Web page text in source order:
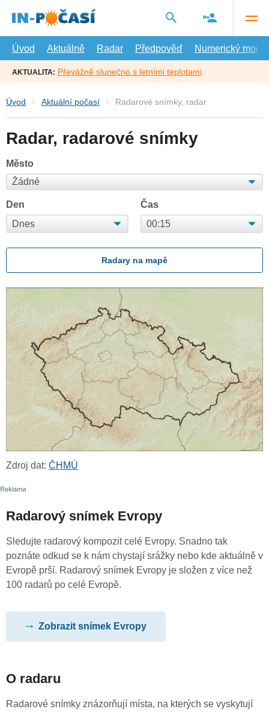
hlavní
Úvod
Aktuálně Radar Předpověď Numerický model
AKTUALITA: Převážně slunečno s letními teplotami
Úvod Aktuální počasí Radarové snímky, radar
Radar, radarové snímky
Město
Den Čas
Radary na mapě
Zdroj dat: ČHMÚ
Radarový snímek Evropy
Sledujte radarový kompozit celé Evropy. Snadno tak
poznáte odkud se k nám chystají srážky nebo kde aktuálně v
Evropě prší. Radarový snímek Evropy je složen z více než
100 radarů po celé Evropě.
Zobrazit snímek Evropy
O radaru
Radarové snímky znázorňují místa, na kterých se vyskytují